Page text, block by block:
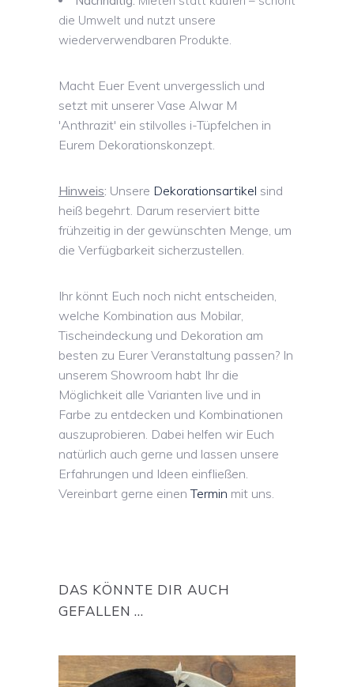
die Umwelt und nutzt unsere
wiederverwendbaren Produkte.
Macht Euer Event unvergesslich und
setzt mit unserer Vase Alwar M
'Anthrazit' ein stilvolles i-Tüpfelchen in
Eurem Dekorationskonzept.
Hinweis: Unsere Dekorationsartikel sind
heiß begehrt. Darum reserviert bitte
frühzeitig in der gewünschten Menge, um
die Verfügbarkeit sicherzustellen.
Ihr könnt Euch noch nicht entscheiden,
welche Kombination aus Mobilar,
Tischeindeckung und Dekoration am
besten zu Eurer Veranstaltung passen? In
unserem Showroom habt Ihr die
Möglichkeit alle Varianten live und in
Farbe zu entdecken und Kombinationen
auszuprobieren. Dabei helfen wir Euch
natürlich auch gerne und lassen unsere
Erfahrungen und Ideen einfließen.
Vereinbart gerne einenTermin mit uns.
DAS KÖNNTE DIR AUCH
GEFALLEN …